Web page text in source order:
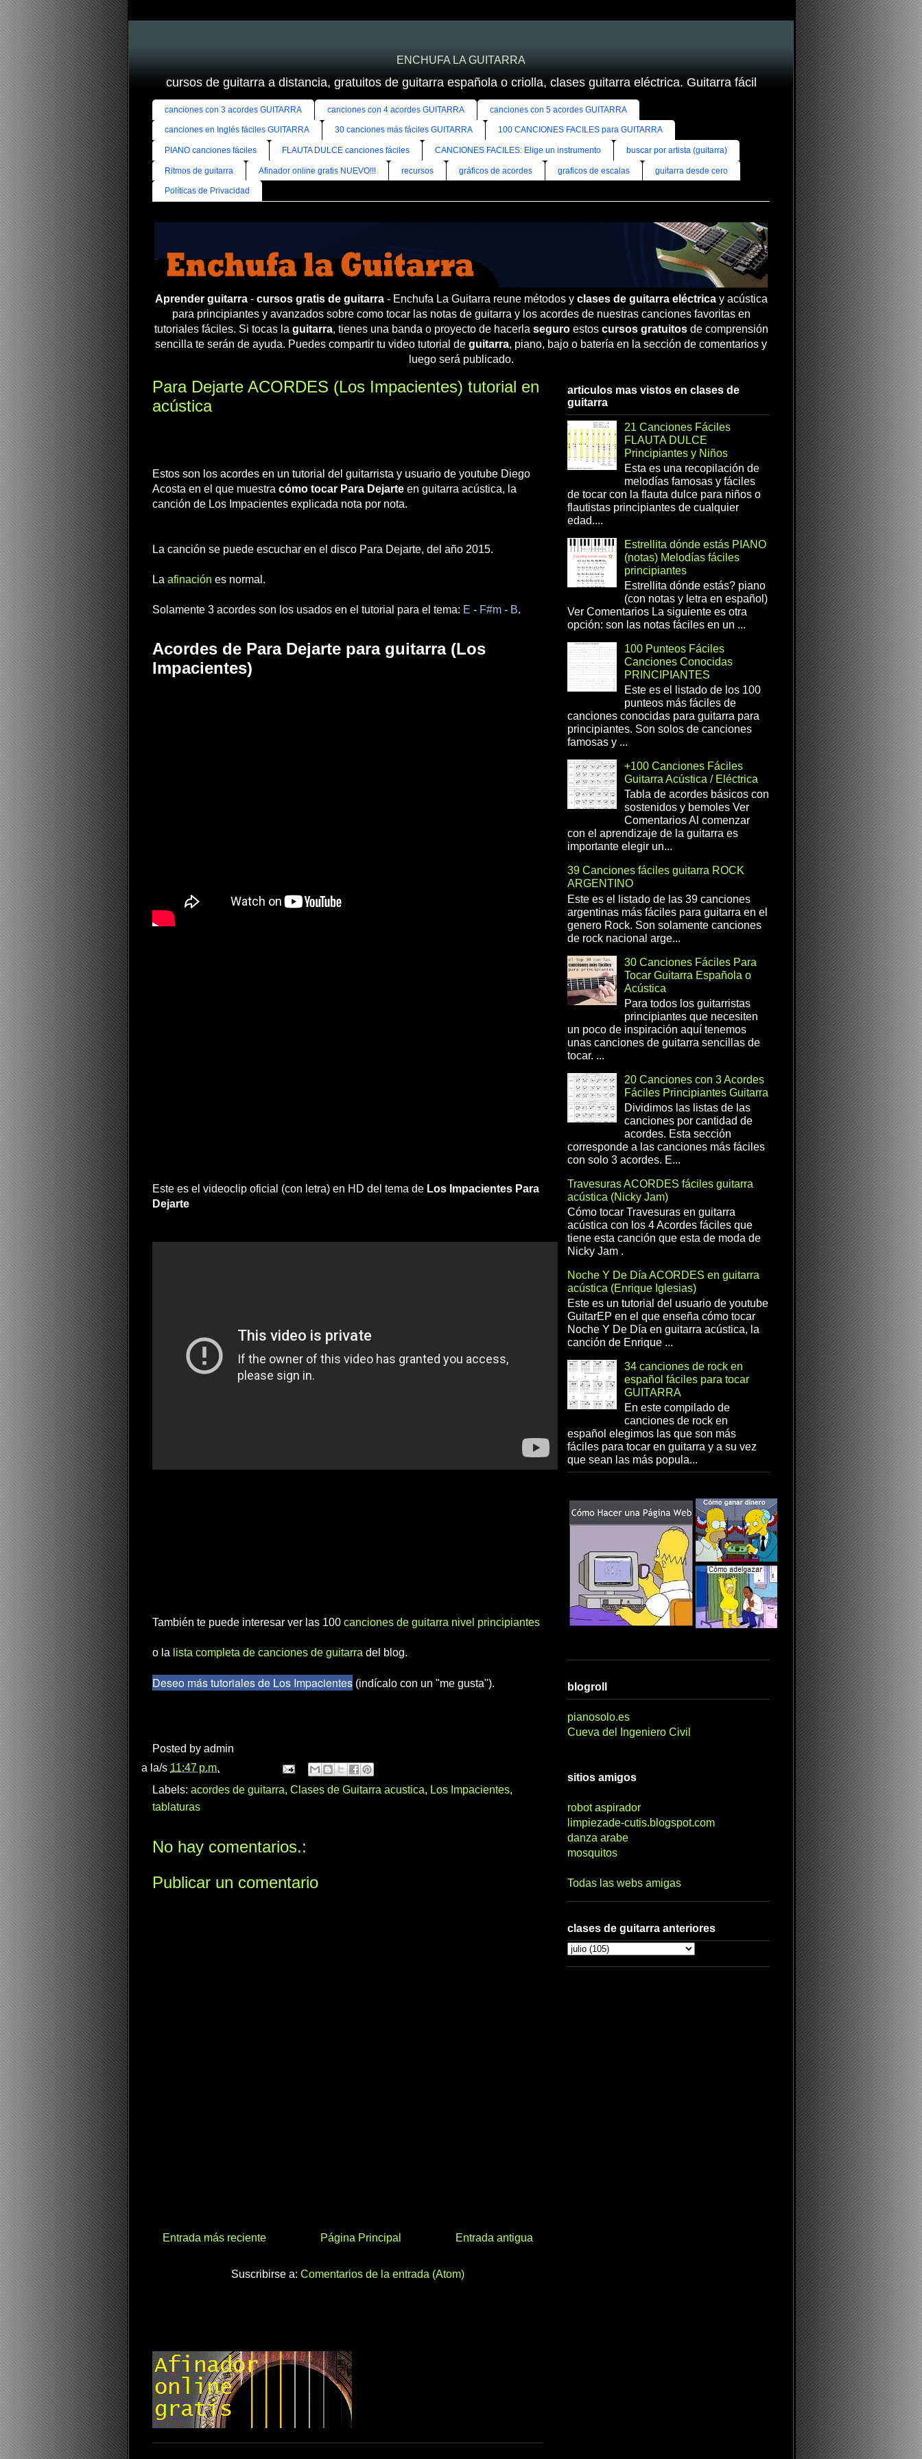
ENCHUFA LA GUITARRA
cursos de guitarra a distancia, gratuitos de guitarra española o criolla, clases guitarra eléctrica. Guitarra fácil
canciones con 3 acordes GUITARRA canciones con 4 acordes GUITARRA canciones con 5 acordes GUITARRA
canciones en Inglés fáciles GUITARRA 30 canciones más fáciles GUITARRA 100 CANCIONES FACILES para GUITARRA
PIANO canciones fáciles FLAUTA DULCE canciones fáciles CANCIONES FACILES: Elige un instrumento buscar por artista (guitarra)
Ritmos de guitarra Afinador online gratis NUEVO!!! recursos gráficos de acordes graficos de escalas guitarra desde cero
Políticas de Privacidad
Aprender guitarra- cursos gratis de guitarra- Enchufa La Guitarra reune métodos y clases de guitarra eléctricay acústica
para principiantes y avanzados sobre como tocar las notas de guitarra y los acordes de nuestras canciones favoritas en
tutoriales fáciles. Si tocas la guitarra, tienes una banda o proyecto de hacerla seguroestos cursos gratuitosde comprensión
sencilla te serán de ayuda. Puedes compartir tu video tutorial de guitarra, piano, bajo o batería en la sección de comentarios y
luego será publicado.
Para Dejarte ACORDES (Los Impacientes) tutorial en
acústica
Estos son los acordes en un tutorial del guitarrista y usuario de youtube Diego
Acosta en el que muestra cómo tocar Para Dejarte en guitarra acústica, la
canción de Los Impacientes explicada nota por nota.
La canción se puede escuchar en el disco Para Dejarte, del año 2015.
La afinación es normal.
Solamente 3 acordes son los usados en el tutorial para el tema: E - F#m - B.
Acordes de Para Dejarte para guitarra (Los
Impacientes)
Este es el videoclip oficial (con letra) en HD del tema de Los Impacientes Para
Dejarte
También te puede interesar ver las 100 canciones de guitarra nivel principiantes
o la lista completa de canciones de guitarra del blog.
Deseo más tutoriales de Los Impacientes (indícalo con un "me gusta").
Posted by admin
a la/s 11:47 p.m.
Labels: acordes de guitarra, Clases de Guitarra acustica, Los Impacientes,
tablaturas
No hay comentarios.:
Publicar un comentario
Entrada más reciente Entrada antigua
Página Principal
Suscribirse a: Comentarios de la entrada (Atom)
articulos mas vistos en clases de
guitarra
21 Canciones Fáciles
FLAUTA DULCE
Principiantes y Niños
Esta es una recopilación de
melodías famosas y fáciles
de tocar con la flauta dulce para niños o
flautistas principiantes de cualquier
edad....
Estrellita dónde estás PIANO
(notas) Melodías fáciles
principiantes
Estrellita dónde estás? piano
(con notas y letra en español)
Ver Comentarios La siguiente es otra
opción: son las notas fáciles en un ...
100 Punteos Fáciles
Canciones Conocidas
PRINCIPIANTES
Este es el listado de los 100
punteos más fáciles de
canciones conocidas para guitarra para
principiantes. Son solos de canciones
famosas y ...
+100 Canciones Fáciles
Guitarra Acústica / Eléctrica
Tabla de acordes básicos con
sostenidos y bemoles Ver
Comentarios Al comenzar
con el aprendizaje de la guitarra es
importante elegir un...
39 Canciones fáciles guitarra ROCK
ARGENTINO
Este es el listado de las 39 canciones
argentinas más fáciles para guitarra en el
genero Rock. Son solamente canciones
de rock nacional arge...
30 Canciones Fáciles Para
Tocar Guitarra Española o
Acústica
Para todos los guitarristas
principiantes que necesiten
un poco de inspiración aquí tenemos
unas canciones de guitarra sencillas de
tocar. ...
20 Canciones con 3 Acordes
Fáciles Principiantes Guitarra
Dividimos las listas de las
canciones por cantidad de
acordes. Esta sección
corresponde a las canciones más fáciles
con solo 3 acordes. E...
Travesuras ACORDES fáciles guitarra
acústica (Nicky Jam)
Cómo tocar Travesuras en guitarra
acústica con los 4 Acordes fáciles que
tiene esta canción que esta de moda de
Nicky Jam .
Noche Y De Día ACORDES en guitarra
acústica (Enrique Iglesias)
Este es un tutorial del usuario de youtube
GuitarEP en el que enseña cómo tocar
Noche Y De Día en guitarra acústica, la
canción de Enrique ...
34 canciones de rock en
español fáciles para tocar
GUITARRA
En este compilado de
canciones de rock en
español elegimos las que son más
fáciles para tocar en guitarra y a su vez
que sean las más popula...
blogroll
pianosolo.es
Cueva del Ingeniero Civil
sitios amigos
robot aspirador
limpiezade-cutis.blogspot.com
danza arabe
mosquitos
Todas las webs amigas
clases de guitarra anteriores